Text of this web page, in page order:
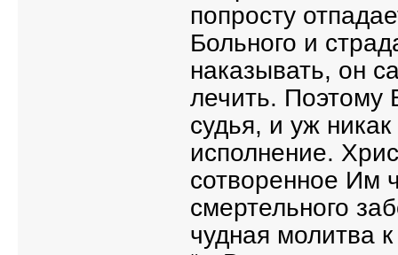
попросту
Больного и
наказывать, он
лечить. Поэтому
судья, и уж
исполнение.
сотворенное Им
смертельного
чудная молитва